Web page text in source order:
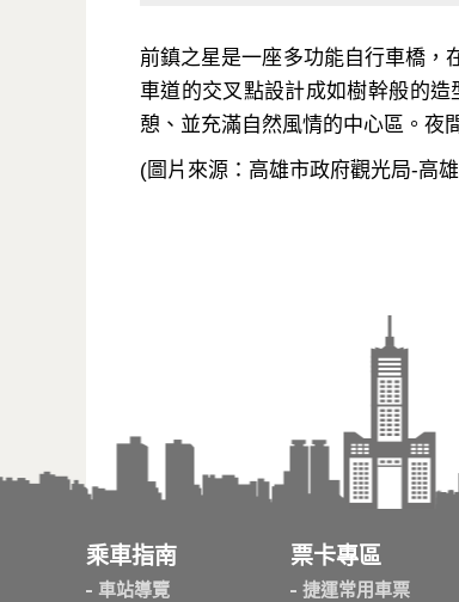
前鎮之星是一座多功能自行車橋，
車道的交叉點設計成如樹幹般的
憩、並充滿自然風情的中心區。夜
(圖片來源：高雄市政府觀光局-高
乘車指南
車站導覽
票卡專區
捷運常用車票